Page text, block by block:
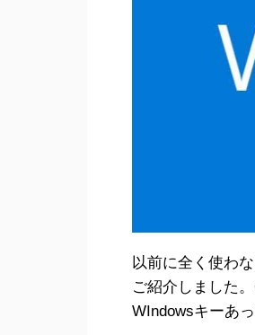
以前に全く使わ
ご紹介しました
WIndowsキーあ